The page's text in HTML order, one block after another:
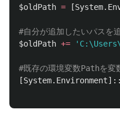
$oldPath = [
#自分が追加したいパスを
$oldPath +=
#既存の環境変数Pathを
[System.Environment]::